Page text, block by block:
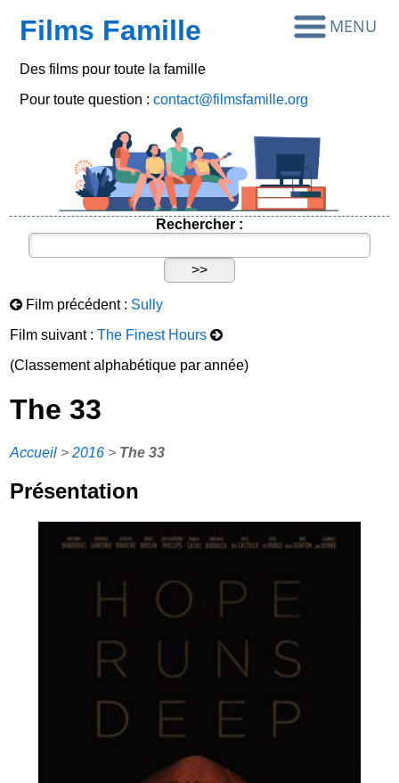
Films Famille
Des films pour toute la famille
Pour toute question :contact@filmsfamille.org
Rechercher :
Film précédent : Sully
Film suivant :The Finest Hours
(Classement alphabétique par année)
The 33
Accueil >2016 > The 33
Présentation